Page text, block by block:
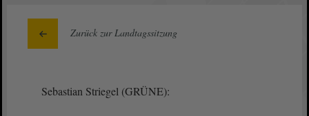
Zurück zur Landtagssitzung
Sebastian Striegel (GRÜNE):